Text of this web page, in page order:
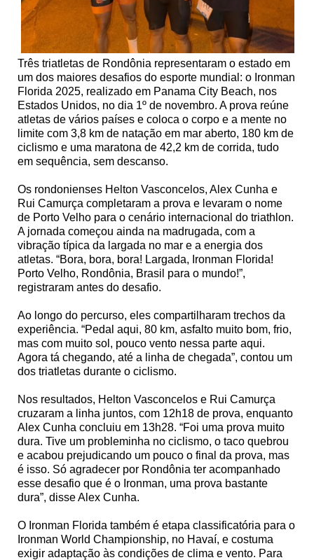
Três triatletas de Rondônia representaram o estado em
um dos maiores desafios do esporte mundial: o Ironman
Florida 2025, realizado em Panama City Beach, nos
Estados Unidos, no dia 1º de novembro. A prova reúne
atletas de vários países e coloca o corpo e a mente no
limite com 3,8 km de natação em mar aberto, 180 km de
ciclismo e uma maratona de 42,2 km de corrida, tudo
em sequência, sem descanso.
Os rondonienses Helton Vasconcelos, Alex Cunha e
Rui Camurça completaram a prova e levaram o nome
de Porto Velho para o cenário internacional do triathlon.
A jornada começou ainda na madrugada, com a
vibração típica da largada no mar e a energia dos
atletas. “Bora, bora, bora! Largada, Ironman Florida!
Porto Velho, Rondônia, Brasil para o mundo!”,
registraram antes do desafio.
Ao longo do percurso, eles compartilharam trechos da
experiência. “Pedal aqui, 80 km, asfalto muito bom, frio,
mas com muito sol, pouco vento nessa parte aqui.
Agora tá chegando, até a linha de chegada”, contou um
dos triatletas durante o ciclismo.
Nos resultados, Helton Vasconcelos e Rui Camurça
cruzaram a linha juntos, com 12h18 de prova, enquanto
Alex Cunha concluiu em 13h28. “Foi uma prova muito
dura. Tive um probleminha no ciclismo, o taco quebrou
e acabou prejudicando um pouco o final da prova, mas
é isso. Só agradecer por Rondônia ter acompanhado
esse desafio que é o Ironman, uma prova bastante
dura”, disse Alex Cunha.
O Ironman Florida também é etapa classificatória para o
Ironman World Championship, no Havaí, e costuma
exigir adaptação às condições de clima e vento. Para